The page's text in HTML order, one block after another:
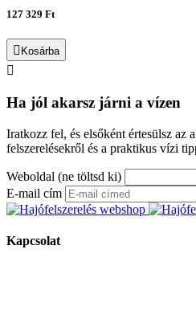
127 329 Ft
Kosárba
Ha jól akarsz járni a vízen
Iratkozz fel, és elsőként értesülsz az
felszerelésekről és a praktikus vízi
Weboldal (ne töltsd ki)
E-mail cím
Kapcsolat